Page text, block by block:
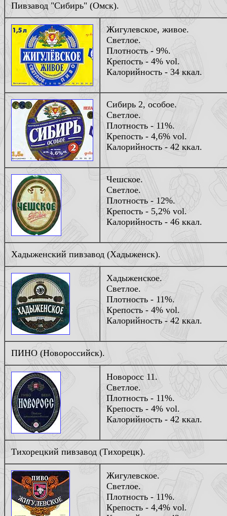
Пивзавод "Сибирь" (Омск).
Жигулевское, живое.
Светлое.
Плотность - 9%.
Крепость - 4% vol.
Калорийность - 34 ккал.
Сибирь 2, особое.
Светлое.
Плотность - 11%.
Крепость - 4,6% vol.
Калорийность - 42 ккал.
Чешское.
Светлое.
Плотность - 12%.
Крепость - 5,2% vol.
Калорийность - 46 ккал.
Хадыженский пивзавод (Хадыженск).
Хадыженское.
Светлое.
Плотность - 11%.
Крепость - 4% vol.
Калорийность - 42 ккал.
ПИНО (Новороссийск).
Новоросс 11.
Светлое.
Плотность - 11%.
Крепость - 4% vol.
Калорийность - 42 ккал.
Тихорецкий пивзавод (Тихорецк).
Жигулевское.
Светлое.
Плотность - 11%.
Крепость - 4,4% vol.